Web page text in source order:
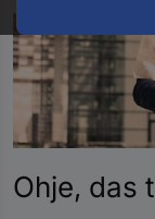
Hst.-
Teile-
Nr.
ein
Ohje, das